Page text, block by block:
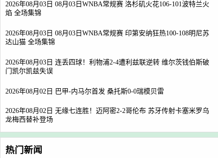
2026年08月03日 08月03日WNBA常规赛 洛杉矶火花106-101波特兰火
焰 全场集锦
2026年08月03日 08月03日WNBA常规赛 印第安纳狂热100-108明尼苏
达山猫 全场集锦
2026年08月03日 连丢四球！利物浦2-4遭利兹联逆转 维尔茨钱伯斯破
门凯尔凯兹失误
2026年08月02日 巴甲-内马尔首发 桑托斯0-0瑞模贝雷
2026年08月02日 无缘七连胜！迈阿密2-2哥伦布 苏牙传射卡塞米罗乌
龙梅西替补登场
热门新闻